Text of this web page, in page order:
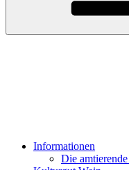
Informationen
Die